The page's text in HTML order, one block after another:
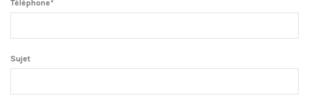
Téléphone*
Sujet